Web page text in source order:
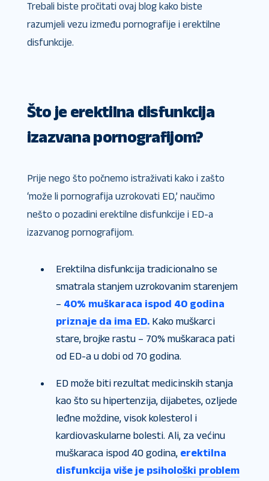
Trebali biste pročitati ovaj blog kako biste
razumjeli vezu između pornografije i erektilne
disfunkcije.
Što je erektilna disfunkcija
izazvana pornografijom?
Prije nego što počnemo istraživati ​​kako i zašto
‘može li pornografija uzrokovati ED,’ naučimo
nešto o pozadini erektilne disfunkcije i ED-a
izazvanog pornografijom.
Erektilna disfunkcija tradicionalno se
smatrala stanjem uzrokovanim starenjem
– 40% muškaraca ispod 40 godina
priznaje da ima ED.Kako muškarci
stare, brojke rastu – 70% muškaraca pati
od ED-a u dobi od 70 godina.
ED može biti rezultat medicinskih stanja
kao što su hipertenzija, dijabetes, ozljede
leđne moždine, visok kolesterol i
kardiovaskularne bolesti. Ali, za većinu
muškaraca ispod 40 godina,erektilna
disfunkcija više je psihološki problem